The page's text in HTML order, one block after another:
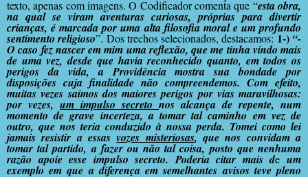
texto, apenas com imagens. O Codificador comenta que “esta obra,
na qual se viram aventuras curiosas, próprias para divertir
crianças, é marcada por uma alta filosofia moral e um profundo
sentimento religioso”. Dos trechos selecionados, destacamos:1-) “-
O caso fez nascer em mim uma reflexão, que me tinha vindo mais
de uma vez, desde que havia reconhecido quanto, em todos os
perigos da vida, a Providência mostra sua bondade por
disposições cuja finalidade não compreendemos. Com efeito,
muitas vezes saímos dos maiores perigos por vias maravilhosas:
por vezes, um impulso secreto nos alcança de repente, num
momento de grave incerteza, a tomar tal caminho em vez de
outro, que nos teria conduzido à nossa perda. Tomei como lei
jamais resistir a essasvozes misteriosas, que nos convidam a
tomar tal partido, a fazer ou não tal coisa, posto que nenhuma
razão apoie esse impulso secreto. Poderia citar mais deum
exemplo em que a diferença em semelhantes avisos teve pleno